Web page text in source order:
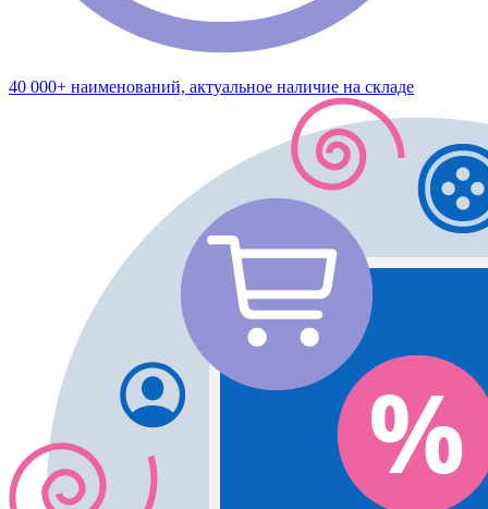
40 000+ наименований, актуальное наличие на складе